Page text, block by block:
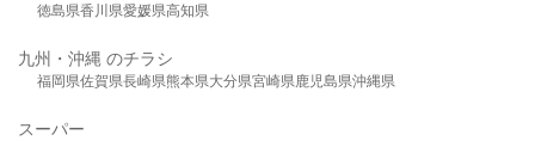
徳島県香川県愛媛県高知県
九州・沖縄 のチラシ
福岡県佐賀県長崎県熊本県大分県宮崎県鹿児島県沖縄県
スーパー